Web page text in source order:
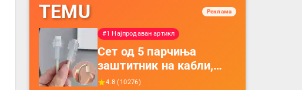
TEMU Реклама
#1 Најпродаван артикл
Сет од 5 парчиња
заштитник на кабли,
прекривка за заштита
4.8 (10276)